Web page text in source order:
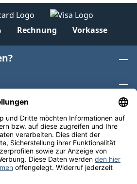
Rechnung Vorkasse